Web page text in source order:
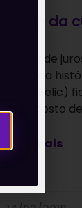
O fim da
A taxa de
baixo da
taxa (Selic)
até agosto de
Leia mais